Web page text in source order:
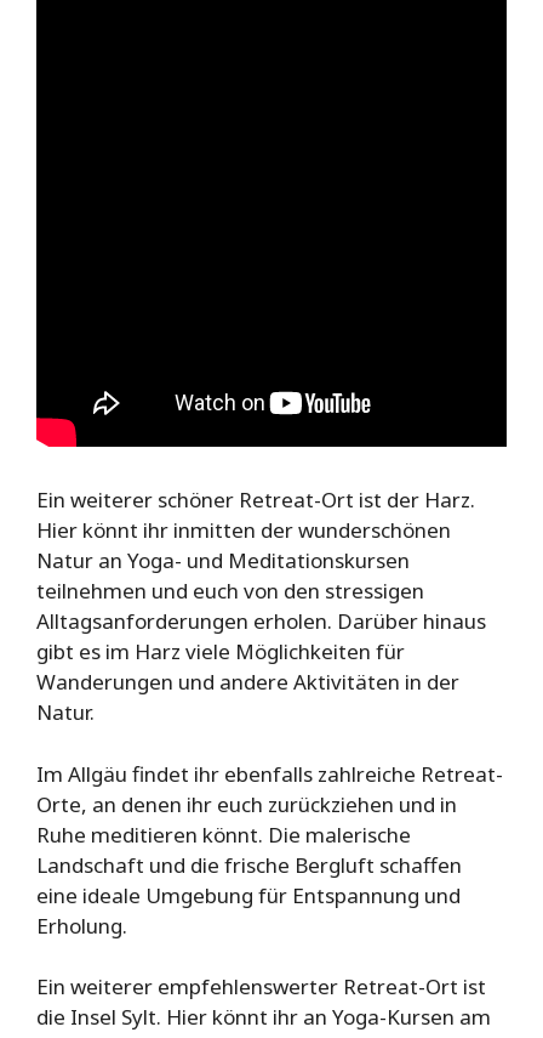
Ein weiterer schöner Retreat-Ort ist der Harz.
Hier könnt ihr inmitten der wunderschönen
Natur an Yoga- und Meditationskursen
teilnehmen und euch von den stressigen
Alltagsanforderungen erholen. Darüber hinaus
gibt es im Harz viele Möglichkeiten für
Wanderungen und andere Aktivitäten in der
Natur.
Im Allgäu findet ihr ebenfalls zahlreiche Retreat-
Orte, an denen ihr euch zurückziehen und in
Ruhe meditieren könnt. Die malerische
Landschaft und die frische Bergluft schaffen
eine ideale Umgebung für Entspannung und
Erholung.
Ein weiterer empfehlenswerter Retreat-Ort ist
die Insel Sylt. Hier könnt ihr an Yoga-Kursen am